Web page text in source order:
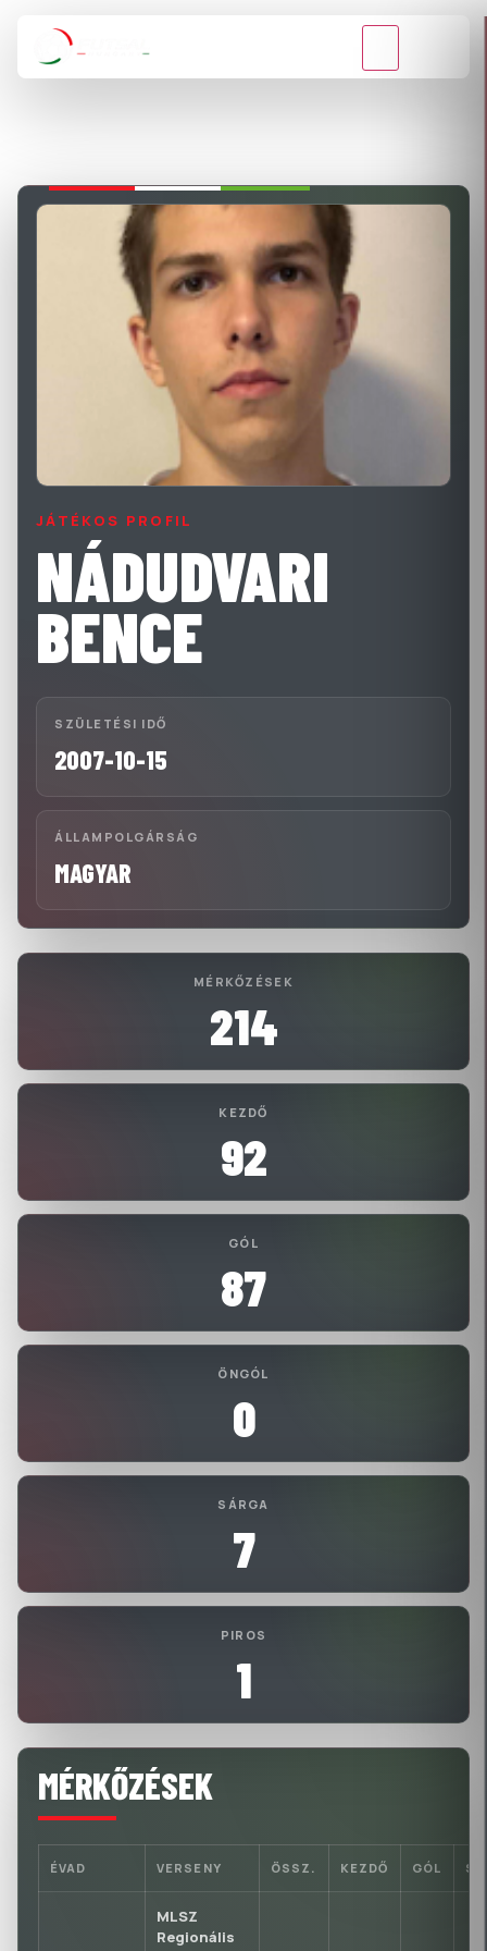
JÁTÉKOS PROFIL
NÁDUDVARI
BENCE
SZÜLETÉSI IDŐ
2007-10-15
ÁLLAMPOLGÁRSÁG
MAGYAR
MÉRKŐZÉSEK
214
KEZDŐ
92
GÓL
87
ÖNGÓL
0
SÁRGA
7
PIROS
1
MÉRKŐZÉSEK
ÉVAD VERSENY ÖSSZ. KEZDŐ GÓL S
MLSZ
Regionális